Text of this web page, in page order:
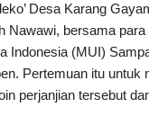
Desa Karang
Nawawi, bersama
Indonesia (MUI)
Pertemuan itu untuk
perjanjian tersebut